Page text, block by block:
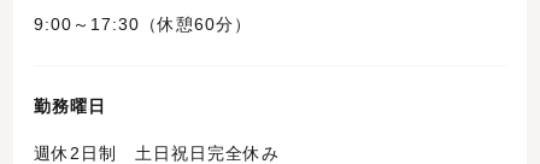
9:00～17:30（休憩60分）
勤務曜日
週休2日制 土日祝日完全休み